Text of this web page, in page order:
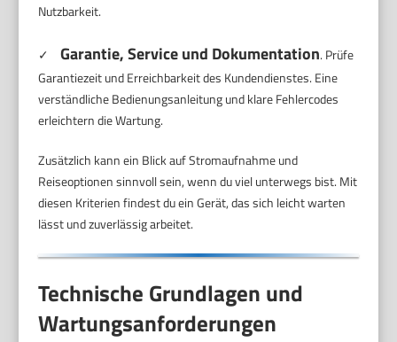
Nutzbarkeit.
✓ Garantie, Service und Dokumentation. Prüfe
Garantiezeit und Erreichbarkeit des Kundendienstes. Eine
verständliche Bedienungsanleitung und klare Fehlercodes
erleichtern die Wartung.
Zusätzlich kann ein Blick auf Stromaufnahme und
Reiseoptionen sinnvoll sein, wenn du viel unterwegs bist. Mit
diesen Kriterien findest du ein Gerät, das sich leicht warten
lässt und zuverlässig arbeitet.
Technische Grundlagen und
Wartungsanforderungen